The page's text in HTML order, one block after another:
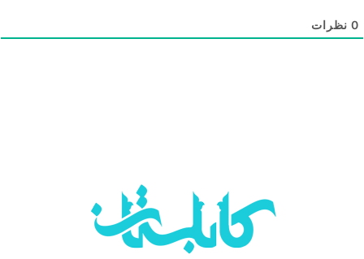
نظرات